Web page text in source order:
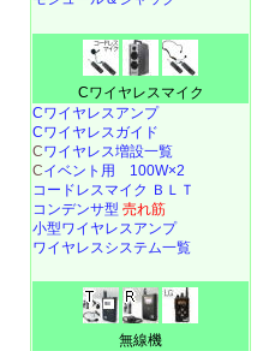
Cワイヤレスマイク
Cワイヤレスアンプ
Cワイヤレスガイド
Cワイヤレス増設一覧
Cイベント用 100W×2
コードレスマイク ＢＬＴ
コンデンサ型 売れ筋
小型ワイヤレスアンプ
ワイヤレスシステム一覧
無線機